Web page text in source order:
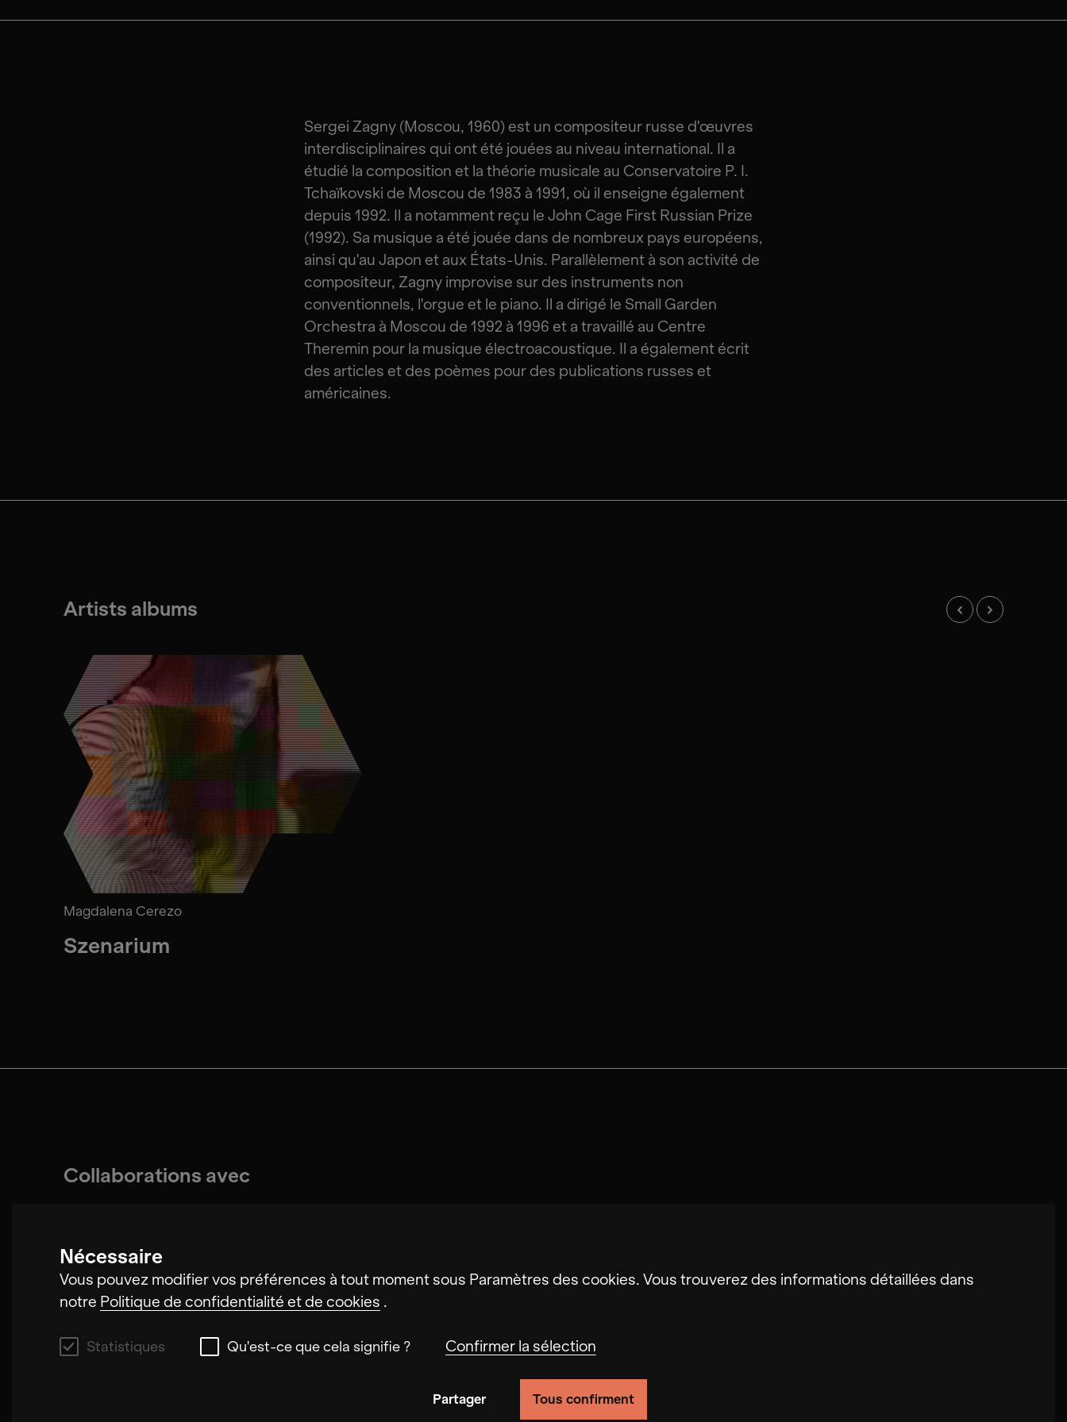
Nécessaire
Vous pouvez modifier vos préférences à tout moment sous Paramètres des cookies. Vous trouverez des informations détaillées dans
notre Politique de confidentialité et de cookies .
Statistiques Qu'est-ce que cela signifie ? Confirmer la sélection
Partager Tous confirment
Sergei Zagny (Moscou, 1960) est un compositeur russe d'œuvres
interdisciplinaires qui ont été jouées au niveau international. Il a
étudié la composition et la théorie musicale au Conservatoire P. I.
Tchaïkovski de Moscou de 1983 à 1991, où il enseigne également
depuis 1992. Il a notamment reçu le John Cage First Russian Prize
(1992). Sa musique a été jouée dans de nombreux pays européens,
ainsi qu'au Japon et aux États-Unis. Parallèlement à son activité de
compositeur, Zagny improvise sur des instruments non
conventionnels, l'orgue et le piano. Il a dirigé le Small Garden
Orchestra à Moscou de 1992 à 1996 et a travaillé au Centre
Theremin pour la musique électroacoustique. Il a également écrit
des articles et des poèmes pour des publications russes et
américaines.
Artists albums
Magdalena Cerezo
Szenarium
Collaborations avec
Magdalena Cerezo